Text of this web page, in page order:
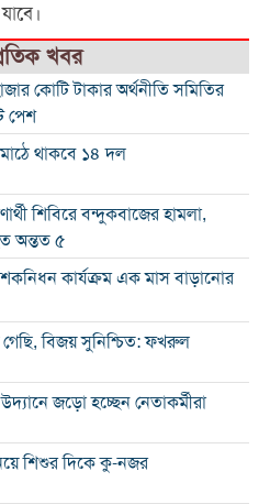
খবর
কোটি টাকার অর্থনীতি সমিতির
পেশ
থাকবে ১৪ দল
শিবিরে বন্দুকবাজের হামলা,
অন্তত ৫
কার্যক্রম এক মাস বাড়ানোর
বিজয় সুনিশ্চিত: ফখরুল
জড়ো হচ্ছেন নেতাকর্মীরা
শিশুর দিকে কু-নজর